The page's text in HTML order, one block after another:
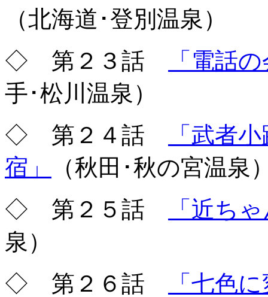
（北海道･登別温泉）
◇ 第２３話
「電話
手･松川温泉）
◇ 第２４話
「武者
宿」
（秋田･秋の宮温泉
◇ 第２５話
「近ち
泉）
◇ 第２６話
「七色